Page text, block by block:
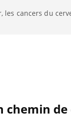
les cancers du
chemin